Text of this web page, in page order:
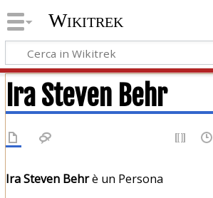
Wikitrek
Ira Steven Behr
Ira Steven Behrè un Persona